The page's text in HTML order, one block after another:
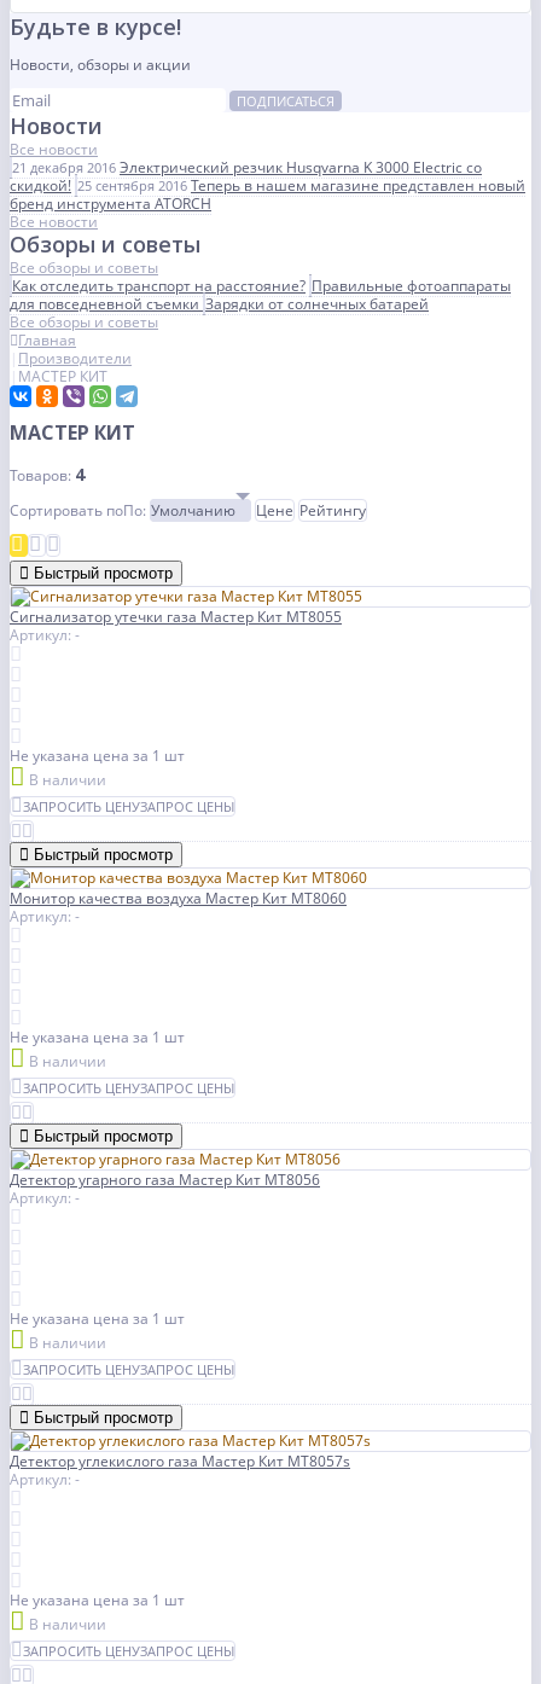
Будьте в курсе!
Новости, обзоры и акции
ПОДПИСАТЬСЯ
Новости
Все новости
21 декабря 2016 Электрический резчик Husqvarna K 3000 Electric со
скидкой! 25 сентября 2016 Теперь в нашем магазине представлен новый
бренд инструмента ATORCH
Все новости
Обзоры и советы
Все обзоры и советы
Как отследить транспорт на расстояние? Правильные фотоаппараты
для повседневной съемкиЗарядки от солнечных батарей
Все обзоры и советы
Главная
Производители
МАСТЕР КИТ
МАСТЕР КИТ
Товаров: 4
Сортировать поПо: Умолчанию Цене Рейтингу
Быстрый просмотр
Сигнализатор утечки газа Мастер Кит МТ8055
Артикул: -
Не указана цена за 1 шт
В наличии
ЗАПРОСИТЬ ЦЕНУЗАПРОС ЦЕНЫ
Быстрый просмотр
Монитор качества воздуха Мастер Кит МТ8060
Артикул: -
Не указана цена за 1 шт
В наличии
ЗАПРОСИТЬ ЦЕНУЗАПРОС ЦЕНЫ
Быстрый просмотр
Детектор угарного газа Мастер Кит МТ8056
Артикул: -
Не указана цена за 1 шт
В наличии
ЗАПРОСИТЬ ЦЕНУЗАПРОС ЦЕНЫ
Быстрый просмотр
Детектор углекислого газа Мастер Кит МТ8057s
Артикул: -
Не указана цена за 1 шт
В наличии
ЗАПРОСИТЬ ЦЕНУЗАПРОС ЦЕНЫ